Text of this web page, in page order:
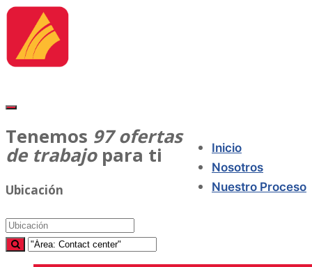
Inicio
Nosotros
Nuestro Proceso
Tenemos 97 ofertas
de trabajopara ti
Ubicación